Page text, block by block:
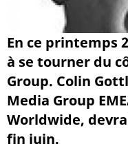
En ce printemps
à se tourner du
Group. Colin
Media Group
Worldwide,
fin juin.